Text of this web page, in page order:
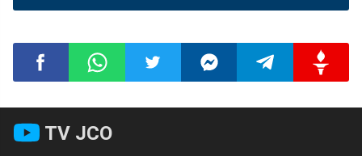
Compartilhar
TV JCO